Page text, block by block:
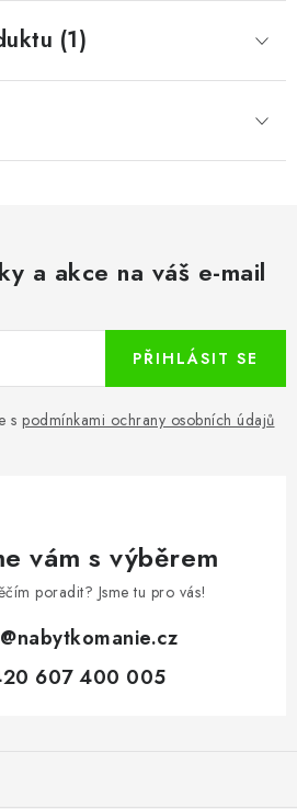
(1)
a akce na váš e-mail
s podmínkami ochrany osobních údajů
PŘIHLÁSIT SE
vám s výběrem
poradit? Jsme tu pro vás!
@nabytkomanie.cz
607 400 005